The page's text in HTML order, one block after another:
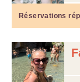
Réservations